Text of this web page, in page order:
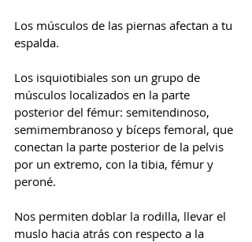
Los músculos de las piernas afectan a tu
espalda.
Los isquiotibiales son un grupo de
músculos localizados en la parte
posterior del fémur: semitendinoso,
semimembranoso y bíceps femoral, que
conectan la parte posterior de la pelvis
por un extremo, con la tibia, fémur y
peroné.
Nos permiten doblar la rodilla, llevar el
muslo hacia atrás con respecto a la